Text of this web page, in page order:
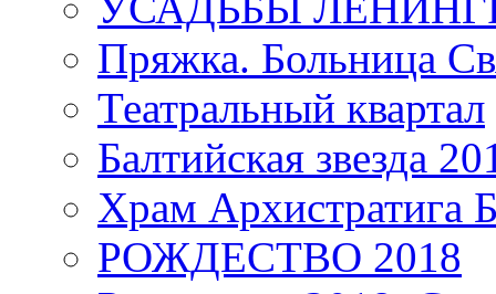
Пряжка. Больница
Театральный квартал
Балтийская звезда
Храм
РОЖДЕСТВО 2018